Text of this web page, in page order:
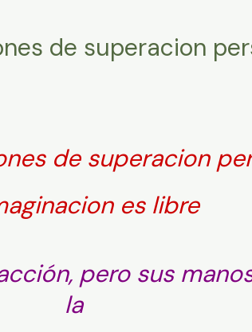
de superacion
de superacion
es libre
pero sus
la